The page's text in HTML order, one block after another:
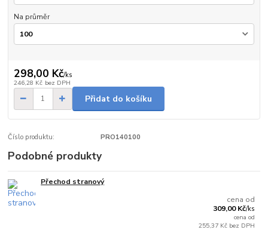
Na průměr
298,00 Kč/ks
246,28 Kč bez DPH
Přidat do košíku
Číslo produktu: PRO140100
Podobné produkty
Přechod stranový
cena od
309,00 Kč/ks
cena od
255,37 Kč bez DPH